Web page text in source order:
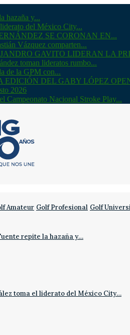
hazaña y...
del México City...
SE CORONAN EN...
Vázquez comparten...
GAVITO LIDERAN LA
toman lideratos rumbo...
de la GPM con...
EDICIÓN DEL GABY LÓPEZ
2026
Campeonato Nacional Stroke Play...
Amateur Golf Profesional Golf
repite la hazaña y…
toma el liderato del México City…